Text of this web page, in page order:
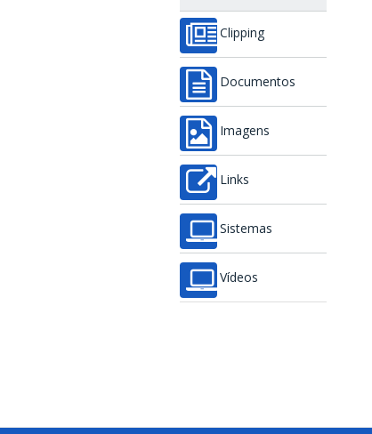
Clipping
Documentos
Imagens
Links
Sistemas
Vídeos